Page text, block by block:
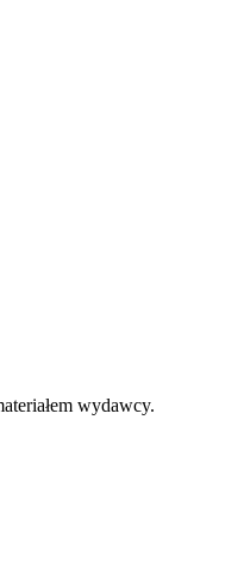
wydawcy.